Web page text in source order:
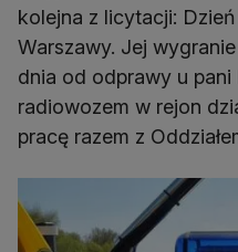
kolejna z licytacji:
Warszawy. Jej
dnia od odprawy u
radiowozem w rejon
pracę razem z